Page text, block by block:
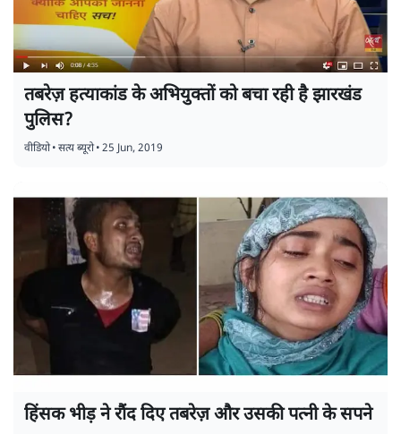
तबरेज़ हत्याकांड के अभियुक्तों को बचा रही है झारखंड
पुलिस?
वीडियो•सत्य ब्यूरो•25 Jun, 2019
हिंसक भीड़ ने रौंद दिए तबरेज़ और उसकी पत्नी के सपने